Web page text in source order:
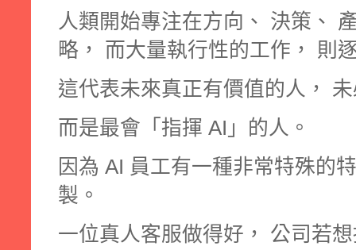
人類開始專注在方向、 決策、
略， 而大量執行性的工作， 則
這代表未來真正有價值的人，
而是最會「指揮 AI」的人。
因為 AI 員工有一種非常特殊的
製。
一位真人客服做得好， 公司若